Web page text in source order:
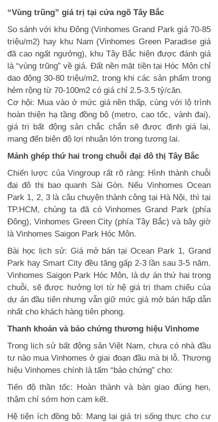
“Vùng trũng” giá trị tại cửa ngõ Tây Bắc
So sánh với khu Đông (Vinhomes Grand Park giá 70-85
triệu/m2) hay khu Nam (Vinhomes Green Paradise giá
đã cao ngất ngưởng), khu Tây Bắc hiện được đánh giá
là “vùng trũng” về giá. Đất nền mặt tiền tại Hóc Môn chỉ
dao động 30-80 triệu/m2, trong khi các sản phẩm trong
hẻm rộng từ 70-100m2 có giá chỉ 2.5-3.5 tỷ/căn.
Cơ hội: Mua vào ở mức giá nền thấp, cùng với lộ trình
hoàn thiện hạ tầng đồng bộ (metro, cao tốc, vành đai),
giá trị bất động sản chắc chắn sẽ được định giá lại,
mang đến biên độ lợi nhuận lớn trong tương lai.
Mảnh ghép thứ hai trong chuỗi đại đô thị Tây Bắc
Chiến lược của Vingroup rất rõ ràng: Hình thành chuỗi
đại đô thị bao quanh Sài Gòn. Nếu Vinhomes Ocean
Park 1, 2, 3 là câu chuyện thành công tại Hà Nội, thì tại
TP.HCM, chúng ta đã có Vinhomes Grand Park (phía
Đông), Vinhomes Green City (phía Tây Bắc) và bây giờ
là Vinhomes Saigon Park Hóc Môn.
Bài học lịch sử: Giá mở bán tại Ocean Park 1, Grand
Park hay Smart City đều tăng gấp 2-3 lần sau 3-5 năm.
Vinhomes Saigon Park Hóc Môn, là dự án thứ hai trong
chuỗi, sẽ được hưởng lợi từ hệ giá trị tham chiếu của
dự án đầu tiên nhưng vẫn giữ mức giá mở bán hấp dẫn
nhất cho khách hàng tiên phong.
Thanh khoản và bảo chứng thương hiệu Vinhome
Trong lịch sử bất động sản Việt Nam, chưa có nhà đầu
tư nào mua Vinhomes ở giai đoạn đầu mà bị lỗ. Thương
hiệu Vinhomes chính là tấm “bảo chứng” cho:
Tiến độ thần tốc: Hoàn thành và bàn giao đúng hẹn,
thậm chí sớm hơn cam kết.
Hệ tiện ích đồng bộ: Mang lại giá trị sống thực cho cư